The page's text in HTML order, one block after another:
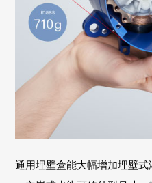
通用埋壁盒能大幅增加埋壁